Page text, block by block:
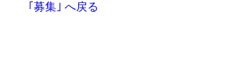
｢募集｣ へ戻る